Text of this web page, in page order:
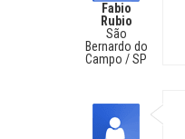
Fabio
Rubio
São
Bernardo do
Campo / SP